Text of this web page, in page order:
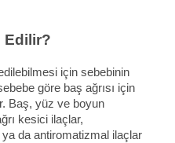
Edilir?
için sebebinin
göre baş ağrısı için
Baş, yüz ve boyun
kesici ilaçlar,
da antiromatizmal ilaçlar